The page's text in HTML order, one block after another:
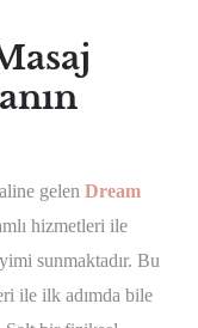
gelen Dream
hizmetleri ile
sunmaktadır. Bu
ile ilk adımda bile